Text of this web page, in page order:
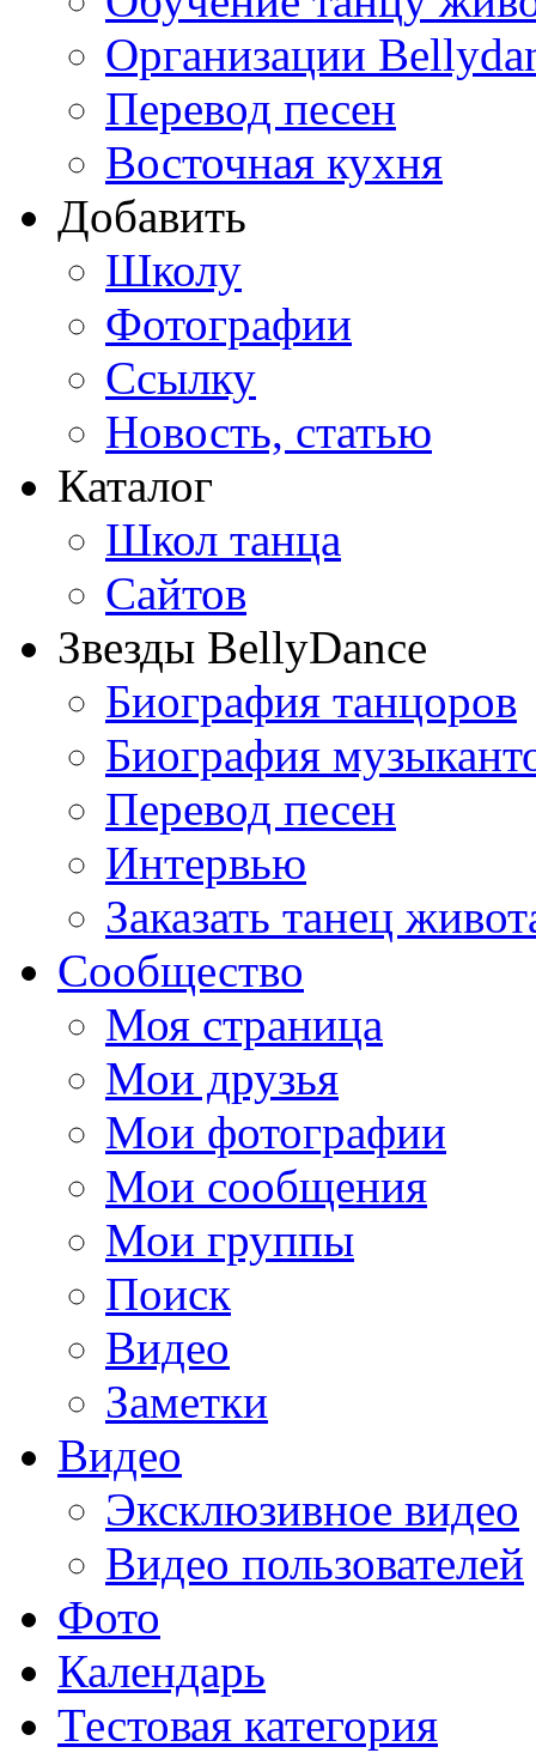
Организации
Перевод песен
Восточная кухня
Добавить
Школу
Фотографии
Ссылку
Новость, статью
Каталог
Школ танца
Сайтов
Звезды BellyDance
Биография танцоров
Биография
Перевод песен
Интервью
Заказать танец
Сообщество
Моя страница
Мои друзья
Мои фотографии
Мои сообщения
Мои группы
Поиск
Видео
Заметки
Видео
Эксклюзивное видео
Видео пользователей
Фото
Календарь
Тестовая категория